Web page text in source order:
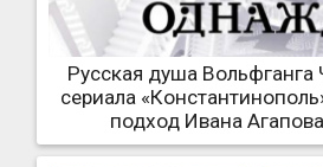
Русская душа Вольфганга
сериала
подход Ивана